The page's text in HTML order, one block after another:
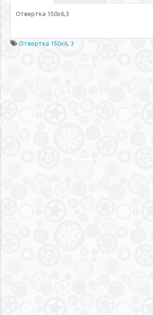
Отвертка 150х6,3
Отвертка 150х6, 3